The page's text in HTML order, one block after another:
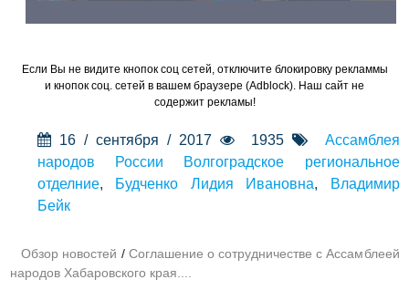
Если Вы не видите кнопок соц сетей, отключите блокировку рекламмы
и кнопок соц. сетей в вашем браузере (Adblock). Наш сайт не
содержит рекламы!
16 / сентября / 2017 1935
Ассамблея
народов России Волгоградское региональное
отделние, Будченко Лидия Ивановна,
Владимир
Бейк
Обзор новостей /Cоглашение о сотрудничестве c Ассамблеей
народов Хабаровского края....